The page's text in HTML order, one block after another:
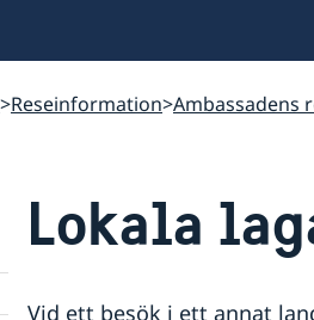
Reseinformation Ambassadens
Lokala
Vid ett besök i ett annat